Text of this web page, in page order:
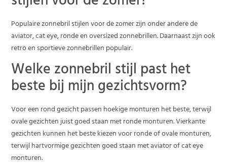
Populaire zonnebril stijlen voor de zomer zijn onder andere de
aviator, cat eye, ronde en oversized zonnebrillen. Daarnaast zijn ook
retro en sportieve zonnebrillen populair.
Welke zonnebril stijl past het
beste bij mijn gezichtsvorm?
Voor een rond gezicht passen hoekige monturen het beste, terwijl
ovale gezichten juist goed staan met ronde monturen. Vierkante
gezichten kunnen het beste kiezen voor ronde of ovale monturen,
terwijl hartvormige gezichten goed staan met aviator of cat eye
monturen.